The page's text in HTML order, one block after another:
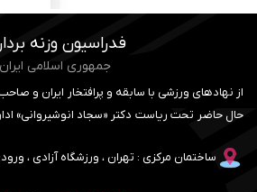
فدراسیون وزنه
جمهوری اسلامی ایران
از نهادهای ورزشی با سابقه و پرافتخار ایران و
حال حاضر تحت ریاست دکتر «سجاد انوشیروانی»
ساختمان مرکزی : تهران ، ورزشگاه آزادی ،